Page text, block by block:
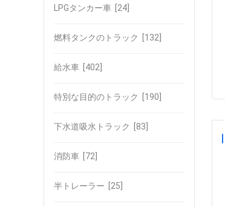
LPGタンカー車 [24]
燃料タンクのトラック [132]
給水車 [402]
特別な目的のトラック [190]
下水道吸水トラック [83]
消防車 [72]
半トレーラー [25]